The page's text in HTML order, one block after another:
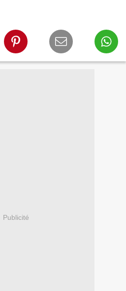
Publicité